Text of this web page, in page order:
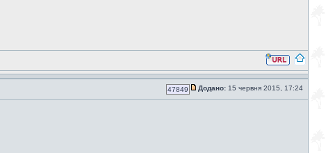
47849 Додано: 15 червня 2015, 17:24